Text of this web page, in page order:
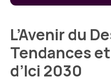
L’Avenir du
Tendances
d’Ici 2030